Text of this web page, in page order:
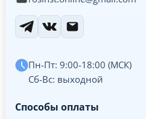
Пн-Пт: 9:00-18:00 (МСК)
Сб-Вс: выходной
Способы оплаты